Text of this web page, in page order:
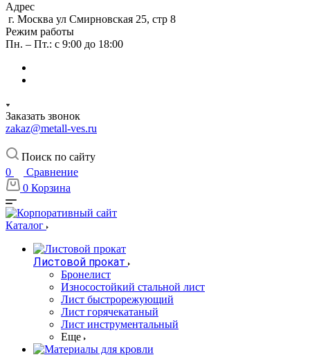
Адрес
г. Москва ул Смирновская 25, стр 8
Режим работы
Пн. – Пт.: с 9:00 до 18:00
Заказать звонок
zakaz@metall-ves.ru
Поиск по сайту
0
Сравнение
0 Корзина
Каталог
Листовой прокат
Бронелист
Износостойкий стальной лист
Лист быстрорежующий
Лист горячекатаный
Лист инструментальный
Еще